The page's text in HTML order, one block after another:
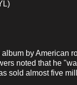
by American
noted that he
sold almost five